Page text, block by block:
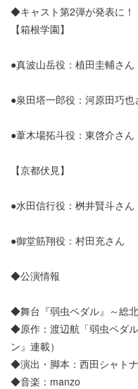
◆キャスト第2弾が発表に！
【箱根学園】
●真波山岳役：植田圭輔さん
●泉田塔一郎役：河原田巧也
●葦木場拓斗役：東啓介さん
【京都伏見】
●水田信行役：桝井賢斗さん
●御堂筋翔役：村田充さん
◆公演情報
◆舞台『弱虫ペダル』～総
◆原作：渡辺航「弱虫ペダ
ン』連載）
◆演出・脚本：西田シャト
◆音楽：manzo